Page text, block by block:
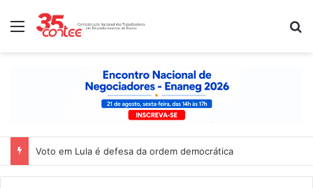
Menu
Voto em Lula é defesa da ordem democrática